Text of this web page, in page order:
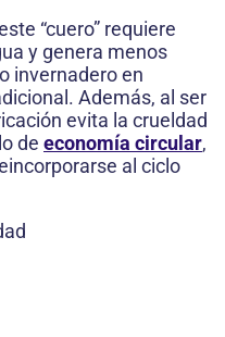
“cuero” requiere
y genera menos
invernadero en
Además, al ser
evita la crueldad
de economía circular,
al ciclo